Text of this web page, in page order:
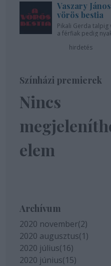
Vaszary
vörös bestia
Pikali Gerda talpig
a férfiak pedig
hirdetés
Színházi premierek
Nincs
elem
Archívum
2020 november(2)
2020 augusztus(1)
2020 július(16)
2020 június(15)